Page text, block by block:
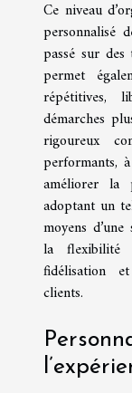
Ce niveau
personnalisé
passé sur
permet
répétitives,
démarches
rigoureux
performants,
améliorer la
adoptant un
moyens
la flexibilité
fidélisation
clients.